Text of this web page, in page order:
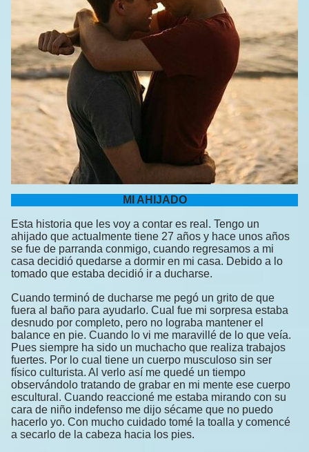
MI AHIJADO
Esta historia que les voy a contar es real. Tengo un
ahijado que actualmente tiene 27 años y hace unos años
se fue de parranda conmigo, cuando regresamos a mi
casa decidió quedarse a dormir en mi casa. Debido a lo
tomado que estaba decidió ir a ducharse.
Cuando terminó de ducharse me pegó un grito de que
fuera al baño para ayudarlo. Cual fue mi sorpresa estaba
desnudo por completo, pero no lograba mantener el
balance en pie. Cuando lo vi me maravillé de lo que veía.
Pues siempre ha sido un muchacho que realiza trabajos
fuertes. Por lo cual tiene un cuerpo musculoso sin ser
físico culturista. Al verlo así me quedé un tiempo
observándolo tratando de grabar en mi mente ese cuerpo
escultural. Cuando reaccioné me estaba mirando con su
cara de niño indefenso me dijo sécame que no puedo
hacerlo yo. Con mucho cuidado tomé la toalla y comencé
a secarlo de la cabeza hacia los pies.